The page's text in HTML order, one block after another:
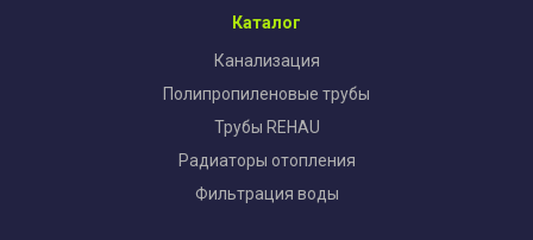
Каталог
Канализация
Полипропиленовые трубы
Трубы REHAU
Радиаторы отопления
Фильтрация воды